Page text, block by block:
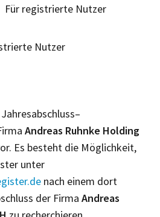
Für registrierte Nutzer
Nutzer
Andreas Ruhnke Holding
Es besteht die Möglichkeit,
unter
nach einem dort
der Firma Andreas